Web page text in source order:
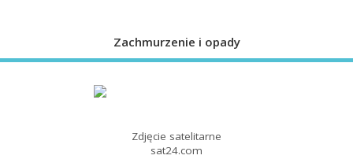
Zachmurzenie i opady
Zdjęcie satelitarne
sat24.com